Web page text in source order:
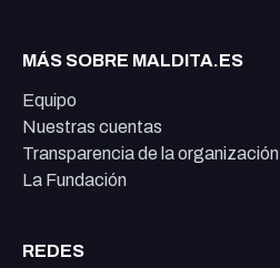
MÁS SOBRE MALDITA.ES
Equipo
Nuestras cuentas
Transparencia de la organización
La Fundación
REDES